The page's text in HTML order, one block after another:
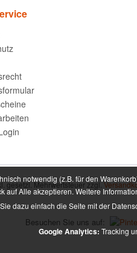
gesetzl. Mehrwertsteuer zzgl.
Besuchen Sie uns auf:
notwendig (z.B. für den
auf Alle akzeptieren. Weitere
dazu einfach die Seite mit der
Google Analytics: Tracking